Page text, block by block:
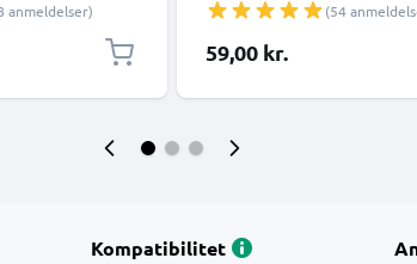
IXUS 185 1m
til
PVC -
anmeldelser)
1m PVC Opladning/
Sort
(54
59,00 kr.
Kompatibilitet